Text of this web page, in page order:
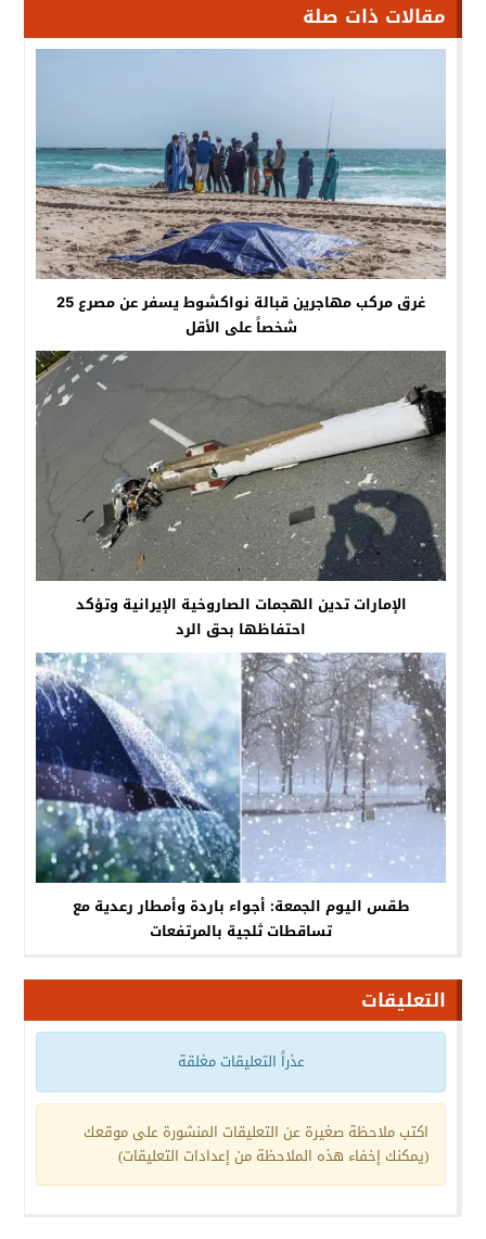
مقالات ذات صلة
غرق مركب مهاجرين قبالة نواكشوط يسفر عن مصرع 25
شخصاً على الأقل
الإمارات تدين الهجمات الصاروخية الإيرانية وتؤكد
احتفاظها بحق الرد
طقس اليوم الجمعة: أجواء باردة وأمطار رعدية مع
تساقطات ثلجية بالمرتفعات
التعليقات
عذراً التعليقات مغلقة
اكتب ملاحظة صغيرة عن التعليقات المنشورة على موقعك
(يمكنك إخفاء هذه الملاحظة من إعدادات التعليقات)